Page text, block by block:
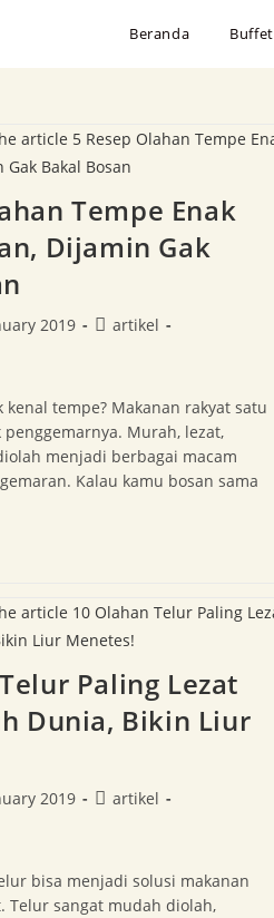
Beranda Buffet
Tempe Enak
Dijamin Gak
2019
artikel
kenal tempe? Makanan rakyat satu
Murah, lezat,
menjadi berbagai macam
Kalau kamu bosan sama
Paling Lezat
Dunia, Bikin Liur
2019
artikel
bisa menjadi solusi makanan
Telur sangat mudah diolah,